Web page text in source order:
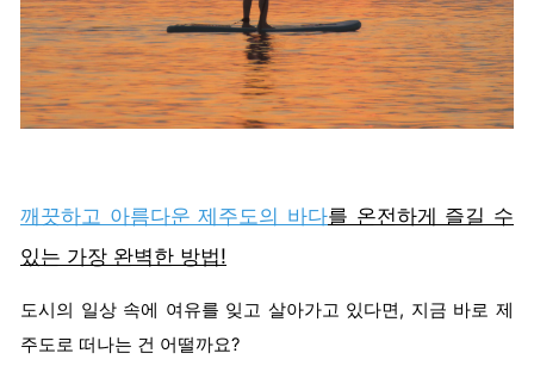
깨끗하고 아름다운 제주도의 바다를 온전하게 즐길 수
있는 가장 완벽한 방법!
도시의 일상 속에 여유를 잊고 살아가고 있다면, 지금 바로 제
주도로 떠나는 건 어떨까요?